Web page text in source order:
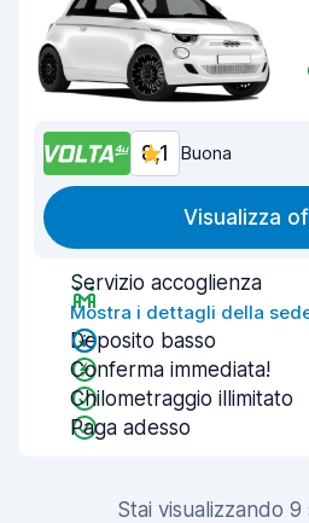
8,1 Buona
Visualizza
Servizio accoglienza
Mostra i dettagli della
Deposito basso
Conferma immediata!
Chilometraggio illimitato
Paga adesso
Stai visualizzando 9